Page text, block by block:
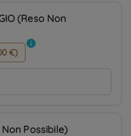
(Reso Non
€)
info
Possibile)